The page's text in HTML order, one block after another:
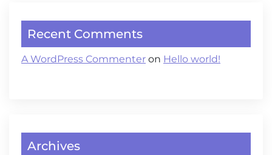
Recent Comments
A WordPress Commenter on Hello world!
Archives